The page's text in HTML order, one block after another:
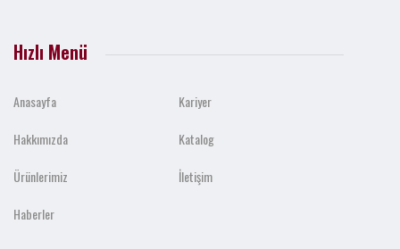
Hızlı Menü
Anasayfa
Hakkımızda
Ürünlerimiz
Haberler
Kariyer
Katalog
İletişim